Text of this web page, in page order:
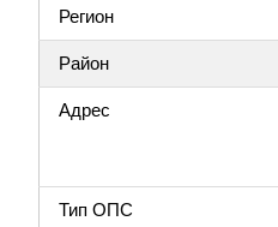
Регион
Район
Адрес
Тип ОПС